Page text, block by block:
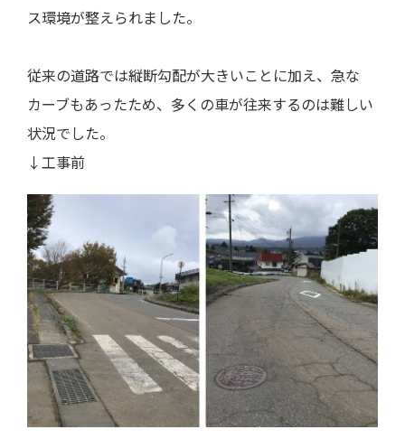
ス環境が整えられました。
従来の道路では縦断勾配が大きいことに加え、急な
カーブもあったため、多くの車が往来するのは難しい
状況でした。
↓工事前